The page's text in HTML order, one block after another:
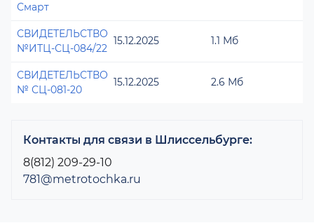
Смарт
СВИДЕТЕЛЬСТВО
№ИТЦ-СЦ-084/22
15.12.2025 1.1 Мб
СВИДЕТЕЛЬСТВО
№ СЦ-081-20
15.12.2025 2.6 Мб
Контакты для связи в Шлиссельбурге:
8(812) 209-29-10
781@metrotochka.ru